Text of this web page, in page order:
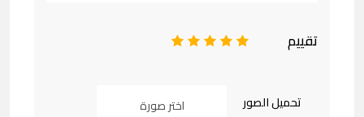
تقييم 5
4
3
2
تحميل الصور اختر صورة